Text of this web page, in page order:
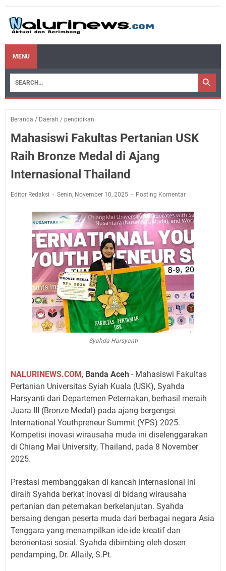
MENU
Beranda / Daerah / pendidikan
Mahasiswi Fakultas Pertanian USK
Raih Bronze Medal di Ajang
Internasional Thailand
Editor Redaksi Senin, November 10, 2025 Posting Komentar
Syahda Harsyanti
NALURINEWS.COM, Banda Aceh - Mahasiswi Fakultas
Pertanian Universitas Syiah Kuala (USK), Syahda
Harsyanti dari Departemen Peternakan, berhasil meraih
Juara III (Bronze Medal) pada ajang bergengsi
International Youthpreneur Summit (YPS) 2025.
Kompetisi inovasi wirausaha muda ini diselenggarakan
di Chiang Mai University, Thailand, pada 8 November
2025.
​Prestasi membanggakan di kancah internasional ini
diraih Syahda berkat inovasi di bidang wirausaha
pertanian dan peternakan berkelanjutan. Syahda
bersaing dengan peserta muda dari berbagai negara Asia
Tenggara yang menampilkan ide-ide kreatif dan
berorientasi sosial. Syahda dibimbing oleh dosen
pendamping, Dr. Allaily, S.Pt.